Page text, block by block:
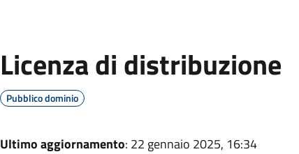
Licenza di distribuzione
Pubblico dominio
Ultimo aggiornamento: 22 gennaio 2025, 16:34